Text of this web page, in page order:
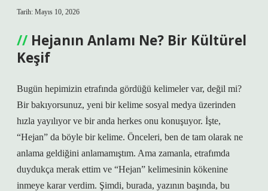
Tarih: Mayıs 10, 2026
Hejanın Anlamı Ne? Bir Kültürel
Keşif
Bugün hepimizin etrafında gördüğü kelimeler var, değil mi?
Bir bakıyorsunuz, yeni bir kelime sosyal medya üzerinden
hızla yayılıyor ve bir anda herkes onu konuşuyor. İşte,
“Hejan” da böyle bir kelime. Önceleri, ben de tam olarak ne
anlama geldiğini anlamamıştım. Ama zamanla, etrafımda
duydukça merak ettim ve “Hejan” kelimesinin kökenine
inmeye karar verdim. Şimdi, burada, yazının başında, bu